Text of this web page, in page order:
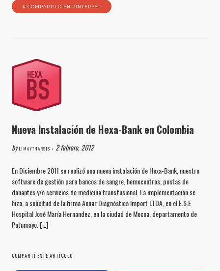
COMPARTILO EN PINTEREST
Nueva Instalación de Hexa-Bank en Colombia
by LIMAYTHARSIS • 2 febrero, 2012
En Diciembre 2011 se realizó una nueva instalación de Hexa-Bank, nuestro
software de gestión para bancos de sangre, hemocentros, postas de
donantes y/o servicios de medicina transfusional. La implementación se
hizo, a solicitud de la firma Annar Diagnóstica Import LTDA, en el E.S.E
Hospital José María Hernandez, en la ciudad de Mocoa, departamento de
Putumayo. […]
COMPARTÍ ESTE ARTÍCULO